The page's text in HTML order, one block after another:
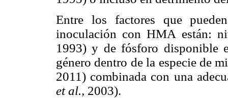
Entre los factores que
inoculación con HMA están:
1993) y de fósforo disponible
género dentro de la especie de
2011) combinada con una
et al., 2003).